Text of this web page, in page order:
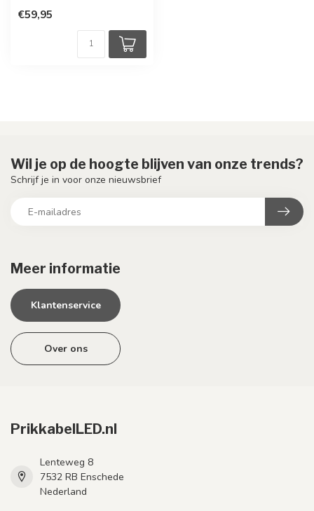
€59,95
Meer informatie
Klantenservice
Over ons
Wil je op de hoogte blijven van onze trends?
Schrijf je in voor onze nieuwsbrief
PrikkabelLED.nl
Lenteweg 8
7532 RB Enschede
Nederland